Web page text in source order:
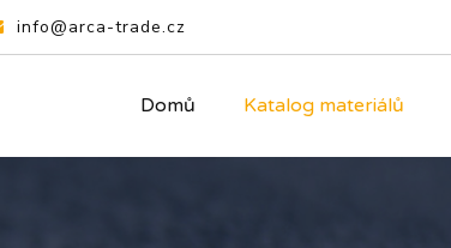
info@arca-trade.cz
Domů Katalog materiálů